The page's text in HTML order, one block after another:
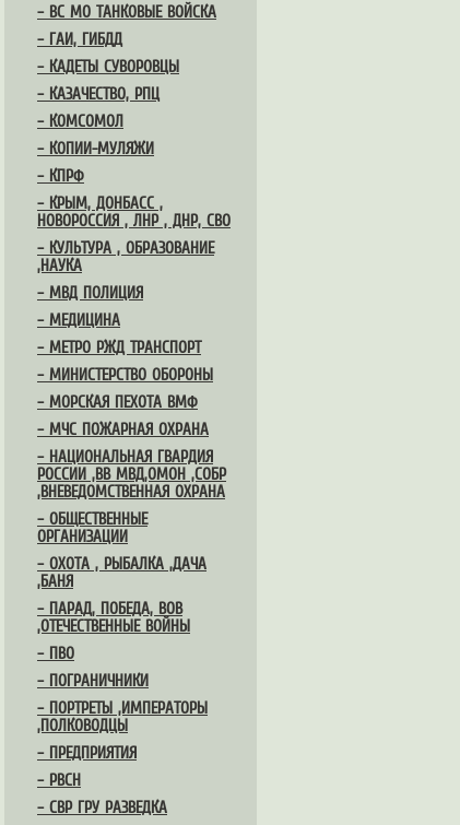
– ВС МО ТАНКОВЫЕ ВОЙСКА
– ГАИ, ГИБДД
– КАДЕТЫ СУВОРОВЦЫ
– КАЗАЧЕСТВО, РПЦ
– КОМСОМОЛ
– КОПИИ-МУЛЯЖИ
– КПРФ
– КРЫМ, ДОНБАСС ,
НОВОРОССИЯ , ЛНР , ДНР, СВО
– КУЛЬТУРА , ОБРАЗОВАНИЕ
,НАУКА
– МВД ПОЛИЦИЯ
– МЕДИЦИНА
– МЕТРО РЖД ТРАНСПОРТ
– МИНИСТЕРСТВО ОБОРОНЫ
– МОРСКАЯ ПЕХОТА ВМФ
– МЧС ПОЖАРНАЯ ОХРАНА
– НАЦИОНАЛЬНАЯ ГВАРДИЯ
РОССИИ ,ВВ МВД,ОМОН ,СОБР
,ВНЕВЕДОМСТВЕННАЯ ОХРАНА
– ОБЩЕСТВЕННЫЕ
ОРГАНИЗАЦИИ
– ОХОТА , РЫБАЛКА ,ДАЧА
,БАНЯ
– ПАРАД, ПОБЕДА, ВОВ
,ОТЕЧЕСТВЕННЫЕ ВОЙНЫ
– ПВО
– ПОГРАНИЧНИКИ
– ПОРТРЕТЫ ,ИМПЕРАТОРЫ
,ПОЛКОВОДЦЫ
– ПРЕДПРИЯТИЯ
– РВСН
– СВР ГРУ РАЗВЕДКА